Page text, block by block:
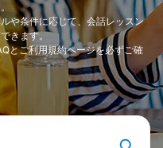
や条件に応じて、会話レッスン
きます。
とご利用規約ページを必ずご確